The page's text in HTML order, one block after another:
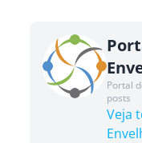
Portal
posts
Veja